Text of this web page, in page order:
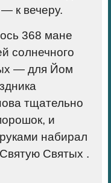
к вечеру.
368 мане
солнечного
— для Йом
тщательно
и
набирал
Святых .